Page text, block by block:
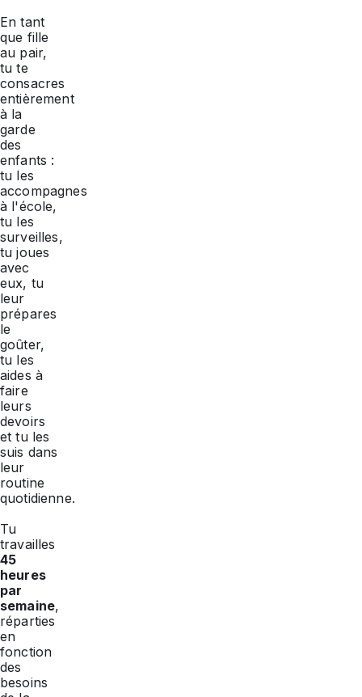
En tant
que fille
au pair,
tu te
consacres
entièrement
à la
garde
des
enfants :
tu les
accompagnes
à l'école,
tu les
surveilles,
tu joues
avec
eux, tu
leur
prépares
le
goûter,
tu les
aides à
faire
leurs
devoirs
et tu les
suis dans
leur
routine
quotidienne.
Tu
travailles
45
heures
par
semaine,
réparties
en
fonction
des
besoins